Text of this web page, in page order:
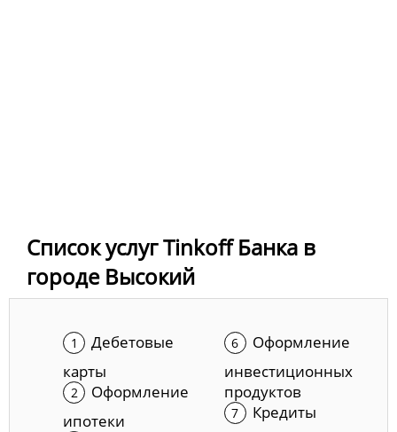
Список услуг Tinkoff Банка в
городе Высокий
Дебетовые
карты
Оформление
ипотеки
Оформление
инвестиционных
продуктов
Кредиты